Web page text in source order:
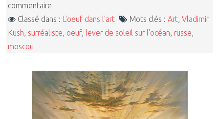
commentaire
Classé dans : L'oeuf dans l'art Mots clés : Art Vladimir
Kush surréaliste oeuf, lever de soleil sur l'océan russe
moscou